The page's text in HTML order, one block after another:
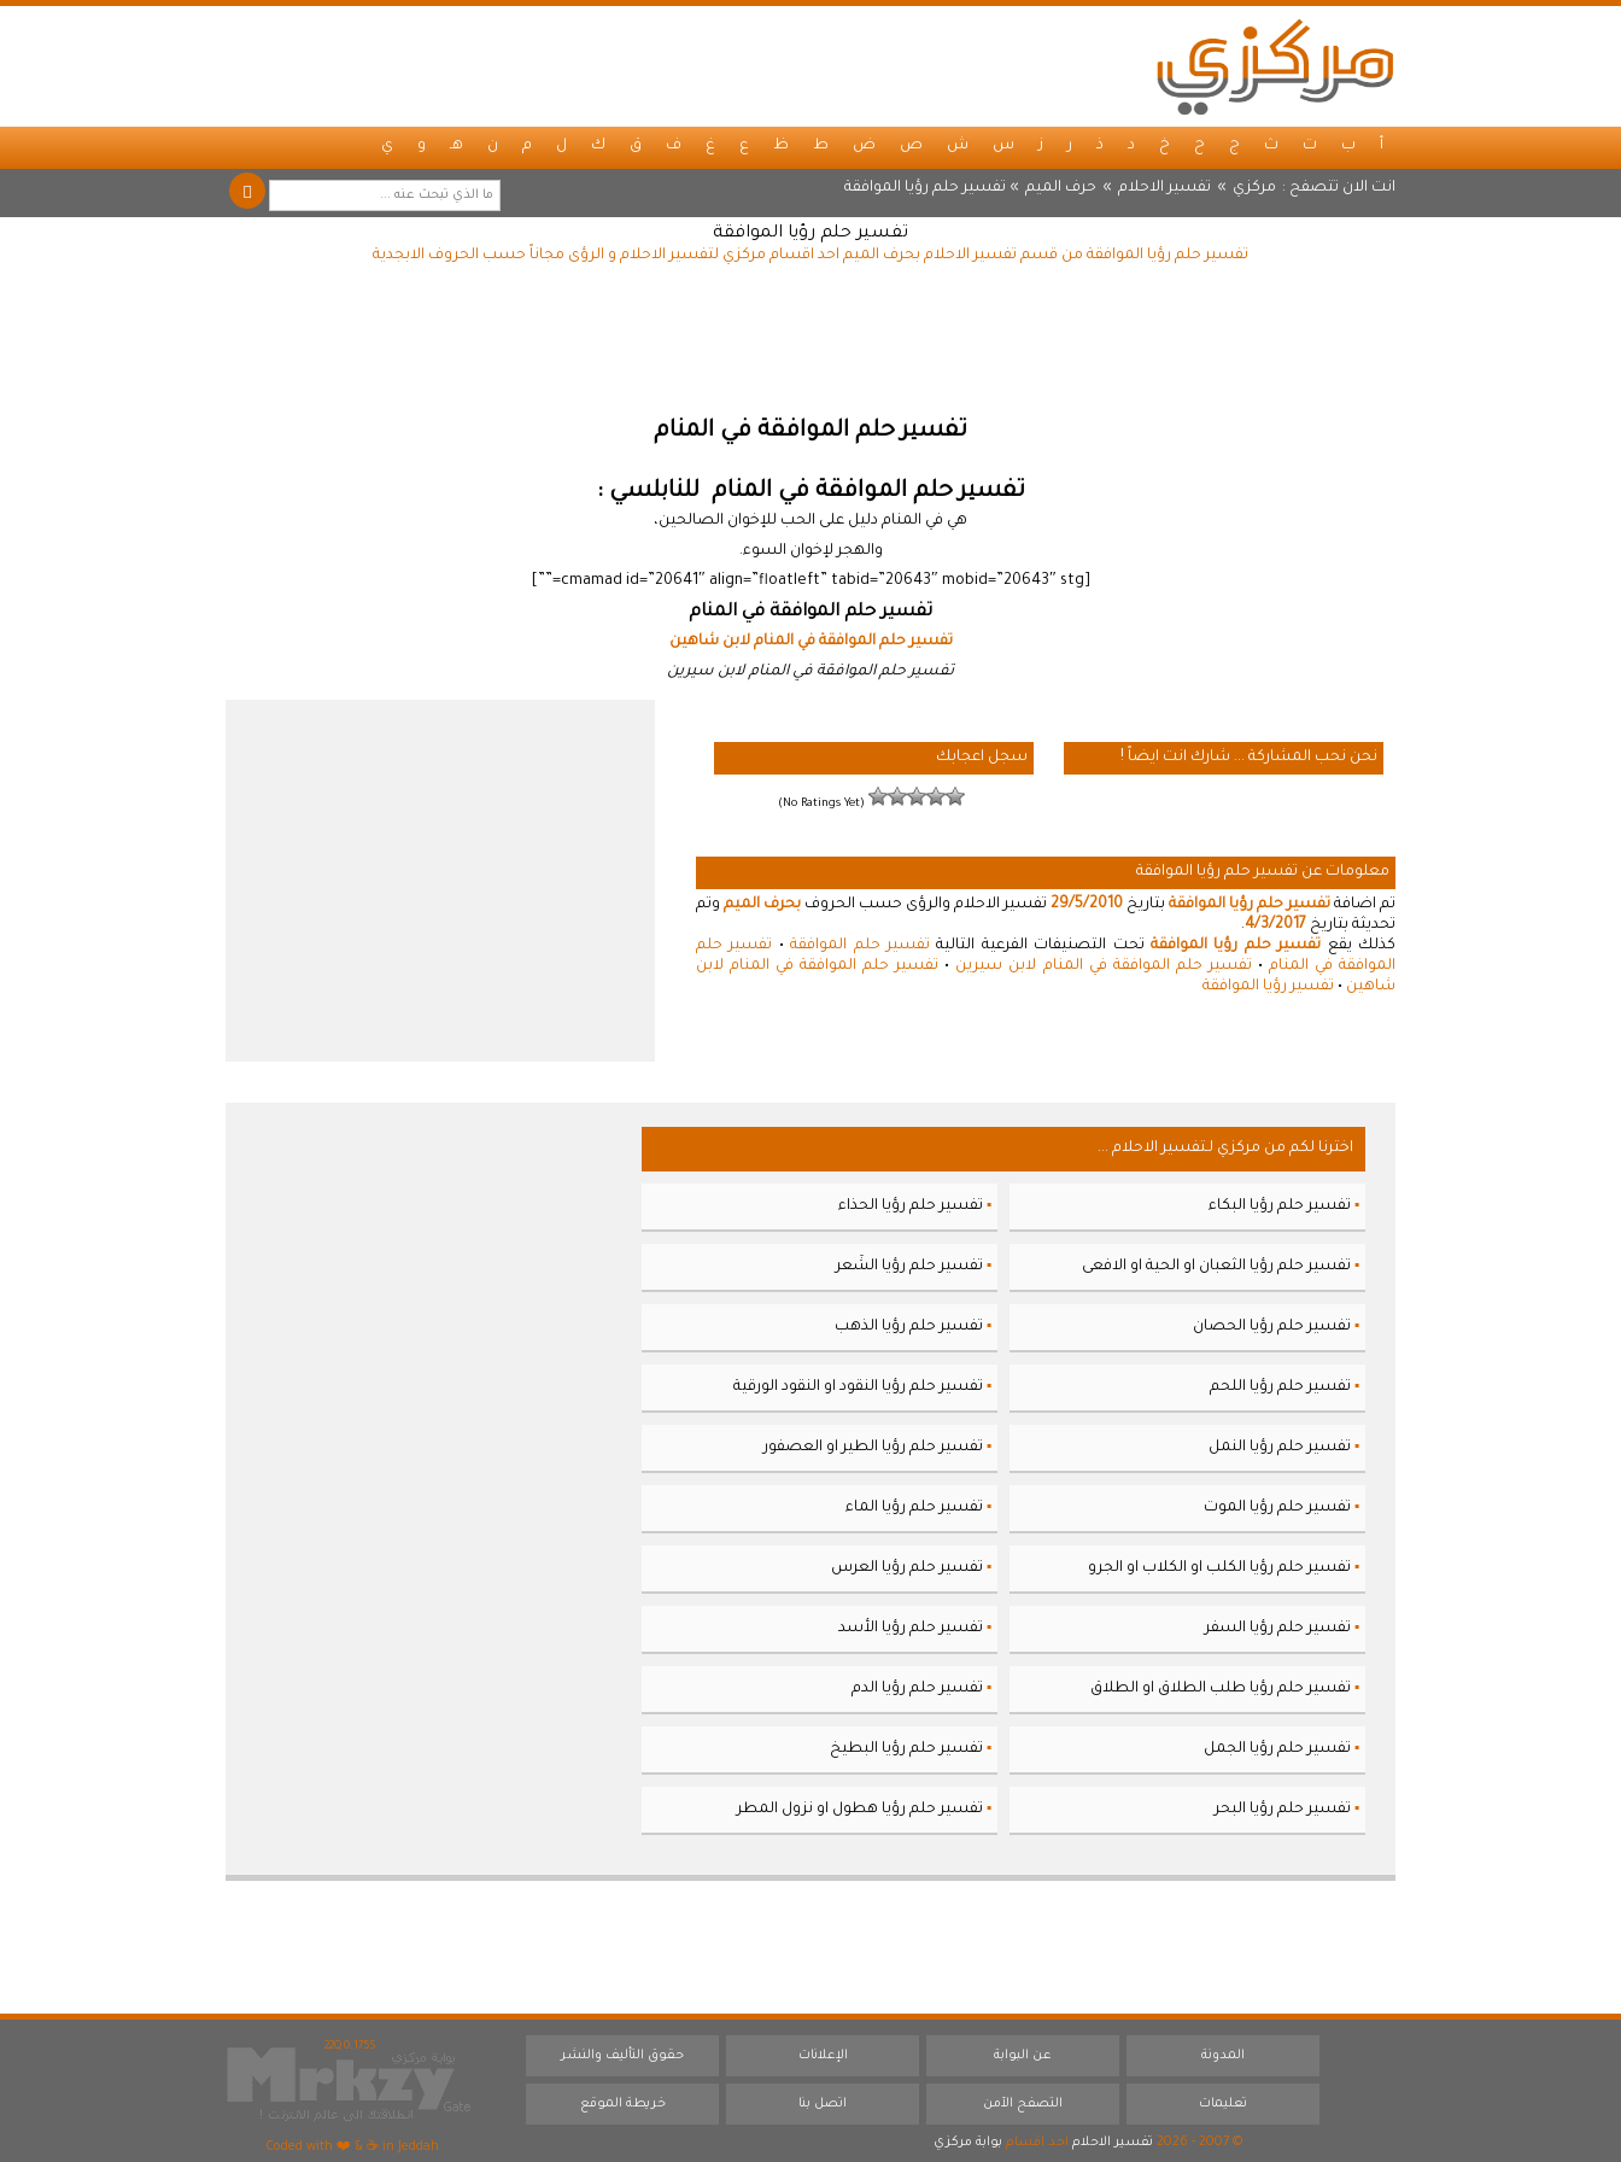
أ ب ت ث ج ح خ د ذ ر ز س ش ص ض ط ظ ع غ ف ق ك ل م ن هـ و ي
انت الان تتصفح : مركزي » تفسير الاحلام » حرف الميم » تفسير حلم رؤيا الموافقة
تفسير حلم رؤيا الموافقة
تفسير حلم رؤيا الموافقة من قسم تفسير الاحلام بحرف الميم احد اقسام مركزي لتفسير الاحلام و الرؤى مجاناً حسب الحروف الابجدية
تفسير حلم الموافقة في المنام
تفسير حلم الموافقة في المنام للنابلسي :
هي في المنام دليل على الحب للإخوان الصالحين،
والهجر لإخوان السوء.
[cmamad id=”20641″ align=”floatleft” tabid=”20643″ mobid=”20643″ stg=””]
تفسير حلم الموافقة في المنام
تفسير حلم الموافقة في المنام لابن شاهين
تفسير حلم الموافقة في المنام لابن سيرين
نحن نحب المشاركة ... شارك انت ايضاً ! سجل اعجابك
(No Ratings Yet)
معلومات عن تفسير حلم رؤيا الموافقة
تم اضافة تفسير حلم رؤيا الموافقة بتاريخ 29/5/2010 تفسير الاحلام والرؤى حسب الحروف بحرف الميم وتم
تحديثة بتاريخ 4/3/2017
.
كذلك يقع تفسير حلم رؤيا الموافقةتحت التصنيفات الفرعية التالية تفسير حلم الموافقة• تفسير حلم
الموافقة في المنام • تفسير حلم الموافقة في المنام لابن سيرين • تفسير حلم الموافقة في المنام لابن
شاهين • تفسير رؤيا الموافقة
اخترنا لكم من مركزي لـتفسير الاحلام ...
▪ تفسير حلم رؤيا البكاء ▪ تفسير حلم رؤيا الحذاء
▪ تفسير حلم رؤيا الثعبان او الحية او الافعى ▪ تفسير حلم رؤيا الشَعر
▪ تفسير حلم رؤيا الحصان ▪ تفسير حلم رؤيا الذهب
▪ تفسير حلم رؤيا اللحم ▪ تفسير حلم رؤيا النقود او النقود الورقية
▪ تفسير حلم رؤيا النمل ▪ تفسير حلم رؤيا الطير او العصفور
▪ تفسير حلم رؤيا الموت ▪ تفسير حلم رؤيا الماء
▪ تفسير حلم رؤيا الكلب او الكلاب او الجرو ▪ تفسير حلم رؤيا العرس
▪ تفسير حلم رؤيا السفر ▪ تفسير حلم رؤيا الأسد
▪ تفسير حلم رؤيا طلب الطلاق او الطلاق ▪ تفسير حلم رؤيا الدم
▪ تفسير حلم رؤيا الجمل ▪ تفسير حلم رؤيا البطيخ
▪ تفسير حلم رؤيا البحر ▪ تفسير حلم رؤيا هطول او نزول المطر
22Q 0.175S
المدونة عن البوابة الإعلانات حقوق التأليف والنشر
تعليمات التصفح الآمن اتصل بنا خريطة الموقع
© 2007 - 2026 تفسير الاحلام احد اقسام بوابة مركزي Coded with ❤️ & ☕ in Jeddah